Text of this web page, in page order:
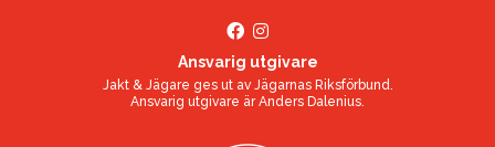
Ansvarig utgivare
Jakt & Jägare ges ut av Jägarnas Riksförbund.
Ansvarig utgivare ärAnders Dalenius.